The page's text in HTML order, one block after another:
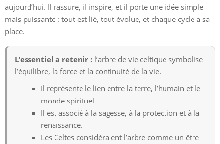
aujourd’hui. Il rassure, il inspire, et il porte une idée simple
mais puissante : tout est lié, tout évolue, et chaque cycle a sa
place.
L’essentiel a retenir : l’arbre de vie celtique symbolise
l’équilibre, la force et la continuité de la vie.
Il représente le lien entre la terre, l’humain et le
monde spirituel.
Il est associé à la sagesse, à la protection et à la
renaissance.
Les Celtes considéraient l’arbre comme un être